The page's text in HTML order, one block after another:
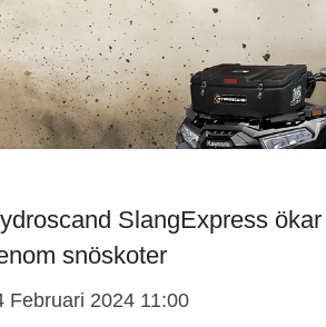
SlangExpress
snöskoter
Februari 2024 11:00